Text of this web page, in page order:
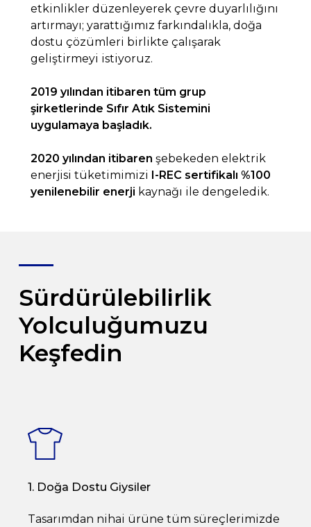
etkinlikler düzenleyerek çevre duyarlılığını
artırmayı; yarattığımız farkındalıkla, doğa
dostu çözümleri birlikte çalışarak
geliştirmeyi istiyoruz.
2019 yılından itibaren tüm grup
şirketlerinde Sıfır Atık Sistemini
uygulamaya başladık.
2020 yılından itibaren şebekeden elektrik
enerjisi tüketimimizi
I-REC sertifikalı %100
yenilenebilir enerji kaynağı ile dengeledik.
Sürdürülebilirlik
Yolculuğumuzu
Keşfedin
1. Doğa Dostu Giysiler
Tasarımdan nihai ürüne tüm süreçlerimizde